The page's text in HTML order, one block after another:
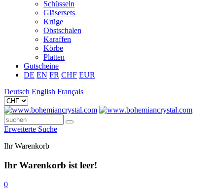
Schüsseln
Gläsersets
Krüge
Obstschalen
Karaffen
Körbe
Platten
Gutscheine
DE EN FR CHF EUR
Deutsch English Français
Erweiterte Suche
Ihr Warenkorb
Ihr Warenkorb ist leer!
0